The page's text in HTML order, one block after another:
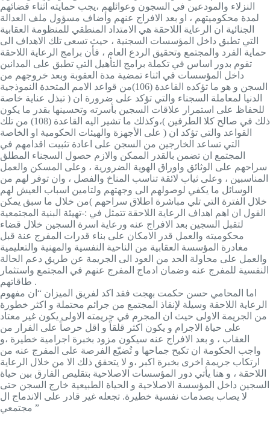
النزلاء والمودعين في السجون وعوائلهم ،يجب حمايته اثناء قضائهم
لمدة محكوميتهم ، او بعد الافراج عنهم وأضاف مسؤول ملف العدالة
الجنائية ان الرعاية اللاحقة هي الامتداد المنطقي للمنظومة العقابية
التي تطبق داخل المؤسسات السجنية ، حيث تسعى تلك الاهداف الى
حماية الفرد والمجتمع وتحقيق الردع العام ، فأن برامج الرعاية اللاحقة
تقوم بدور اساس في تكملة برامج التأهيل التي تطبق على المدانين
داخل المؤسسات في اثناء تمضية مدة العقوبة وبعد خروجهم من
السجن و هو ما تؤكده القاعدة (106)من قواعد الامم المتحدة النموذجية
الدنيا لمعاملة السجناء والتي تؤكد على ضرورة ان ( تبذل عناية خاصة
للحفاظ على استمرار علاقات السجين بأسرته وتحسينها بقدر ما يكون
ذلك في صالح كلا الطرفين )،وكذلك ما تشير اليه القاعدة (108) من تلك
القواعد والتي تؤكد ان ( على الأجهزة والهيئات الحكومية او الخاصة
التي تساعد الخارجين من السجن على اعادة تثبيت اقدامهم في
المجتمع ان تضمن بالقدر الممكن والازم حصول السجناء المطلق
سراحهم على الوثائق واوراق الهوية الضرورية ، وعلى المسكن والعمل
المناسبين ، وعلى ثياب لائقة تناسب المناخ والفصل ، وان توفر لهم من
الوسائل ما يكفي لوصولهم الى وجهتهم ولتامين اسباب العيش لهم
خلال الفترة التي تلي مباشرة اطلاق سراحهم )من خلال ما سبق يمكن
القول ان اهم اهداف الرعاية اللاحقة تتمثل في :-تهيئة البنية المجتمعية
لتقبل السجين بعد الافراج عنه ورعاية اسرة السجين خلال قضاء
محكوميته والعمل قدر الامكان على بناء قدرات المفرج عنة قبل
مغادرة المؤسسة العقابية من الناحية النفسية والمهنية والتعليمية
والعمل على محاولة الحد من العود الى الجريمة عن طريق دعم الحالة
النفسية للمفرج عنه وضمان ادماج المفرج عنهم في المجتمع واستثمار
طاقاتهم .
اما المحامي حسن حكمت بهجت فقد اكد لفريق الميزان “ان مفهوم
الرعاية اللاحقة وسيلة لإنقاذ المجتمع من جرائم محتملة و اكثر خطورة
من الجريمة الاولى حيث ان المجرم في جريمته الاولى يكون غير معتاد
على حياة الاجرام و يكون اكثر قلقاً و اقل حرصاً على الفرار من
العقاب ، و بعد الافراج عنه سيكون مزود بخبرة اجرامية خطيرة ،و
واجب الحكومة ان تكبح جماحها و تُضيّع الفرصة على المفرج عنه من
ارتكاب جريمة اخرى بخبرة اكبر ،و لا يتحقق ذلك الا من خلال الرعاية
اللاحقة ، و هنا يأتي دور المؤسسات الاصلاحية بتقليص الفارق بين حياة
السجين داخل المؤسسة الاصلاحية و الحياة الطبيعية خارج السجن حتى
لا يصاب بصدمات نفسية خطيرة. تجعله غير قادر على الاندماج ال
مجتمعي ”